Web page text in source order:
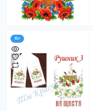
Хіт